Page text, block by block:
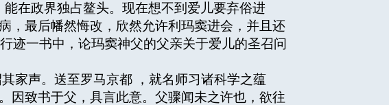
在政界独占鳌头。现在想不到爱儿要弃俗进
，最后幡然悔改，欣然允许利玛窦进会，并且还
迹一书中，论玛窦神父的父亲关于爱儿的圣召问
声。送至罗马京都 ，就名师习诸科学之蕴
因致书于父，具言此意。父骤闻未之许也，欲往